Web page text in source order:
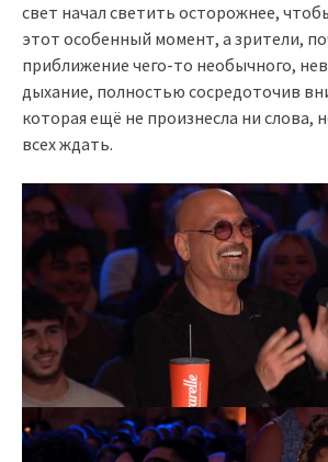
свет начал светить осторожнее,
этот особенный момент, а зрители,
приближение чего-то необычного,
дыхание, полностью сосредоточив
которая ещё не произнесла ни слова,
всех ждать.